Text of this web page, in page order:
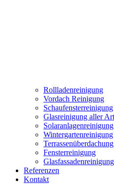
Rollladenreinigung
Vordach Reinigung
Schaufensterreinigung
Glasreinigung aller Art
Solaranlagenreinigung
Wintergartenreinigung
Fensterreinigung
Glasfassadenreinigung
Referenzen
Kontakt